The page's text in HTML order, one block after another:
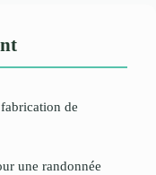
de
une randonnée